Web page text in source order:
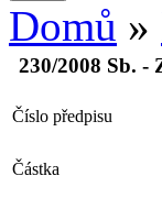
Domů »
230/2008 Sb. -
Číslo předpisu
Částka